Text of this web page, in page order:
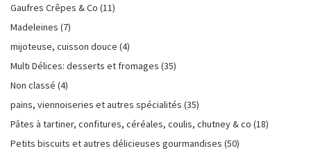
Gaufres Crêpes & Co (11)
Madeleines (7)
mijoteuse, cuisson douce (4)
Multi Délices: desserts et fromages (35)
Non classé (4)
pains, viennoiseries et autres spécialités (35)
Pâtes à tartiner, confitures, céréales, coulis, chutney & co (18)
Petits biscuits et autres délicieuses gourmandises (50)